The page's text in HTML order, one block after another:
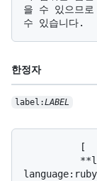
을 수 있으므
한정자
label:LABEL